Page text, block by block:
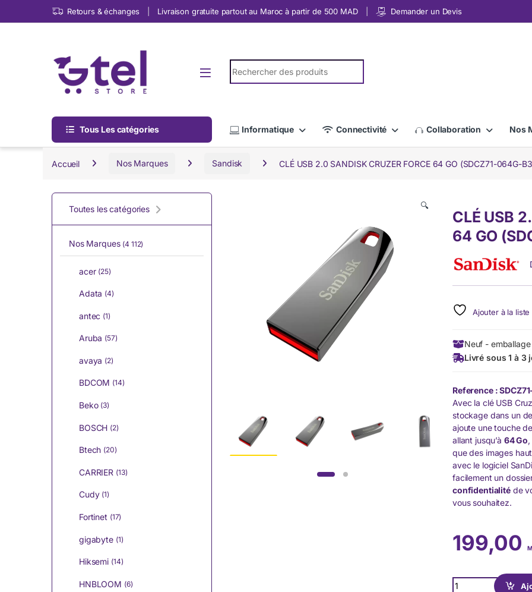
Skip to navigation
Skip to content Retours & échanges Livraison gratuite partout au Maroc à partir de 500 MAD Demander un Devis
Search for:
Tous Les catégories Informatique Connectivité Collaboration Nos
Accueil Nos Marques Sandisk CLÉ USB 2.0 SANDISK CRUZER FORCE 64 GO (SDCZ71-064G-
🔍
CLÉ USB
64 GO
Ajouter à la
Neuf -
Livré sous 1 à 3
Reference :
Avec la clé USB
stockage dans un
ajoute une touche
allant jusqu’à 64 Go
que des images
avec le logiciel
facilement un
confidentialitéde
vous souhaitez.
199,00
Quantity
Toutes les catégories
Nos Marques (4 112)
acer (25)
Adata (4)
antec (1)
Aruba (57)
avaya (2)
BDCOM (14)
Beko (3)
BOSCH (2)
Btech (20)
CARRIER (13)
Cudy (1)
Fortinet (17)
gigabyte (1)
Hiksemi (14)
HNBLOOM (6)